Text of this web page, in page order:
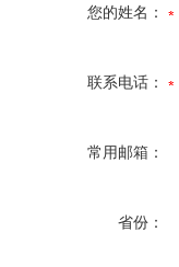
您的姓名：
联系电话：
常用邮箱：
省份：